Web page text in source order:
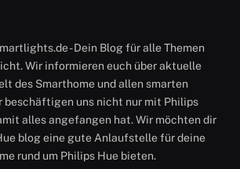
- Dein Blog für alle Themen
Wir informieren euch über aktuelle
des Smarthome und allen smarten
beschäftigen uns nicht nur mit Philips
alles angefangen hat. Wir möchten dir
blog eine gute Anlaufstelle für deine
rund um Philips Hue bieten.